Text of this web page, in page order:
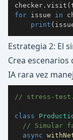
checker . visit (
for issue in
print (
Estrategia 2: El
Crea
IA rara vez
// stress-
class
// Simular
async